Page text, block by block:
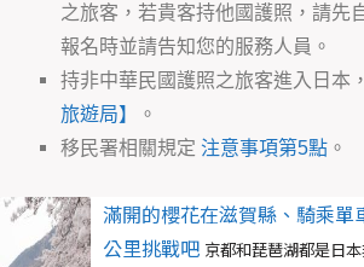
之旅客，若貴客持他國護照，請先
報名時並請告知您的服務人員。
持非中華民國護照之旅客進入日本
旅遊局】
。
移民署相關規定 注意事項第5點 。
滿開的櫻花在滋賀縣、騎乘單
公里挑戰吧 京都和琵琶湖都是日